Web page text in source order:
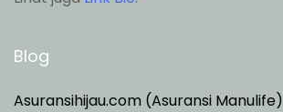
Blog
Asuransihijau.com (Asuransi Manulife)